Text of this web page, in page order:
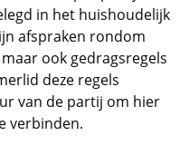
in het huishoudelijk
afspraken rondom
ook gedragsregels
deze regels
van de partij om hier
verbinden.